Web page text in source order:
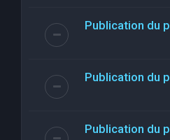
Publication du
Publication du
Publication du